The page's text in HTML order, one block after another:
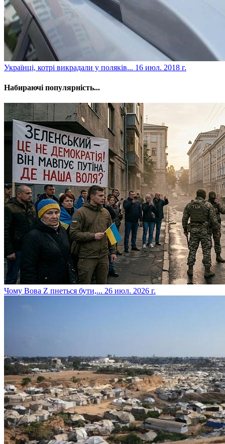
​Українці, котрі викрадали у поляків... 16 июл. 2018 г.
Набираючі популярність...
​Чому Вова Z пнеться бути,... 26 июл. 2026 г.